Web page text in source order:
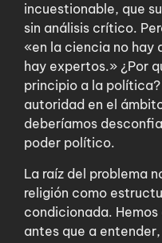
incuestionable, que
sin análisis crítico.
«en la ciencia no hay
hay expertos.» ¿Por
principio a la
autoridad en el
deberíamos
poder político.
La raíz del problema
religión como
condicionada.
antes que a